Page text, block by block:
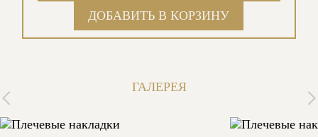
ГАЛЕРЕЯ